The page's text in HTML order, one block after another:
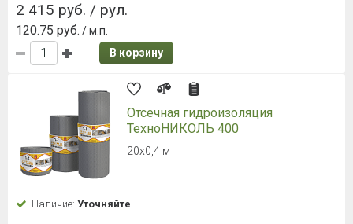
2 415 руб. / рул.
120.75 руб. / м.п.
В корзину
Отсечная гидроизоляция
ТехноНИКОЛЬ 400
20х0,4 м
Наличие: Уточняйте